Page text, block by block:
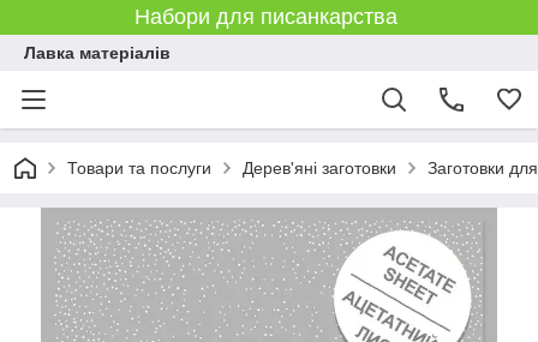
Набори для писанкарства
Лавка матеріалів
Товари та послуги Дерев'яні заготовки Заготовки